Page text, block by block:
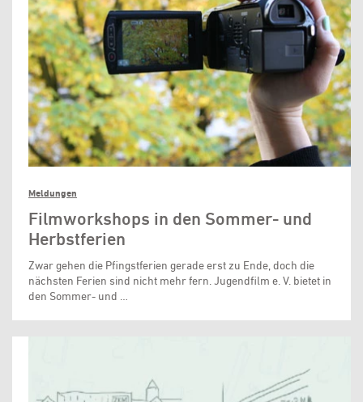
Meldungen
Filmworkshops in den Sommer- und
Herbstferien
Zwar gehen die Pfingstferien gerade erst zu Ende, doch die
nächsten Ferien sind nicht mehr fern. Jugendfilm e. V. bietet in
den Sommer- und …